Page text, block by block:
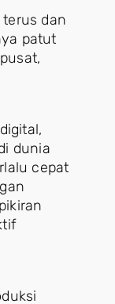
dan
patut
dunia
cepat